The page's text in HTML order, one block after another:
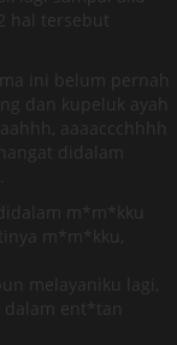
hal tersebut
ini belum pernah
dan kupeluk ayah
aaaaccchhhh
didalam
m*m*kku
m*m*kku,
melayaniku lagi,
dalam ent*tan